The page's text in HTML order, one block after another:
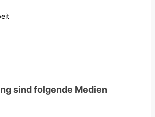
sind folgende Medien